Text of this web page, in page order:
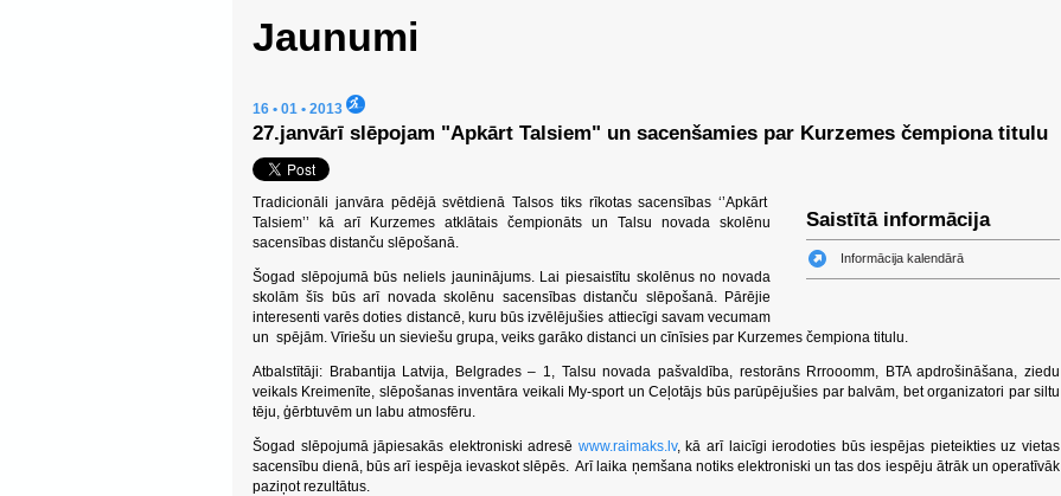
Jaunumi
16 • 01 • 2013
27.janvārī slēpojam "Apkārt Talsiem" un sacenšamies par Kurzemes čempiona titulu
Saistītā informācija
Informācija kalendārā
Tradicionāli janvāra pēdējā svētdienā Talsos tiks rīkotas sacensības ‘’Apkārt
Talsiem’’ kā arī Kurzemes atklātais čempionāts un Talsu novada skolēnu
sacensības distanču slēpošanā.
Šogad slēpojumā būs neliels jauninājums. Lai piesaistītu skolēnus no novada
skolām šīs būs arī novada skolēnu sacensības distanču slēpošanā. Pārējie
interesenti varēs doties distancē, kuru būs izvēlējušies attiecīgi savam vecumam
un spējām. Vīriešu un sieviešu grupa, veiks garāko distanci un cīnīsies par Kurzemes čempiona titulu.
Atbalstītāji: Brabantija Latvija, Belgrades – 1, Talsu novada pašvaldība, restorāns Rrrooomm, BTA apdrošināšana, ziedu
veikals Kreimenīte, slēpošanas inventāra veikali My-sport un Ceļotājs būs parūpējušies par balvām, bet organizatori par siltu
tēju, ģērbtuvēm un labu atmosfēru.
Šogad slēpojumā jāpiesakās elektroniski adresē www.raimaks.lv, kā arī laicīgi ierodoties būs iespējas pieteikties uz vietas
sacensību dienā, būs arī iespēja ievaskot slēpēs. Arī laika ņemšana notiks elektroniski un tas dos iespēju ātrāk un operatīvāk
paziņot rezultātus.